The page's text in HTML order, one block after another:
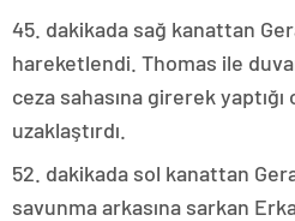
45. dakikada sağ kanattan
hareketlendi. Thomas ile
ceza sahasına girerek
uzaklaştırdı.
52. dakikada sol kanattan
savunma arkasına sarkan